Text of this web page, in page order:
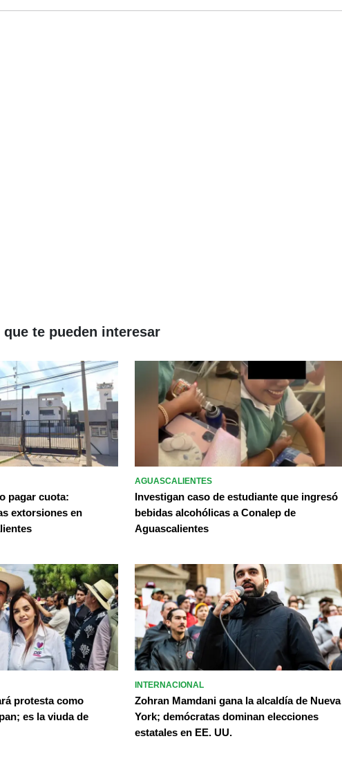
te pueden interesar
pagar cuota:
extorsiones en
AGUASCALIENTES
Investigan caso de estudiante que ingresó
bebidas alcohólicas a Conalep de
Aguascalientes
protesta como
es la viuda de
INTERNACIONAL
Zohran Mamdani gana la alcaldía de Nueva
York; demócratas dominan elecciones
estatales en EE. UU.